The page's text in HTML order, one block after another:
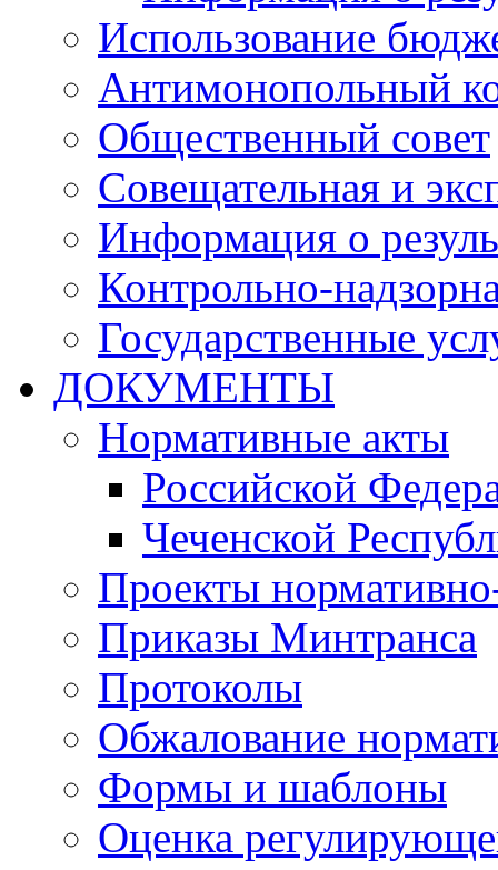
Использование
Антимонопольный
Общественный совет
Совещательная и
Информация о
Контрольно-
Государственные
ДОКУМЕНТЫ
Нормативные акты
Российской
Чеченской
Проекты
Приказы Минтранса
Протоколы
Обжалование
Формы и шаблоны
Оценка